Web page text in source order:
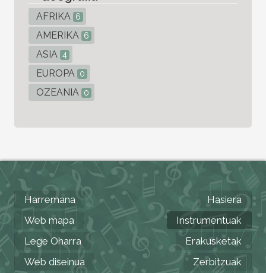
AFRIKA 6
AMERIKA 6
ASIA 4
EUROPA 0
OZEANIA 0
Harremana
Web mapa
Lege Oharra
Web diseinua
Hasiera
Instrumentuak
Erakusketak
Zerbitzuak